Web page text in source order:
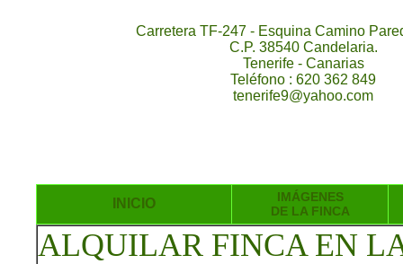
Carretera TF-247 - Esquina Camino
C.P. 38540 Candelaria.
Tenerife - Canarias
Teléfono : 620 362 849
tenerife9@yahoo.com
INICIO
IMÁGENES
DE LA FINCA
ALQUILAR FINCA EN